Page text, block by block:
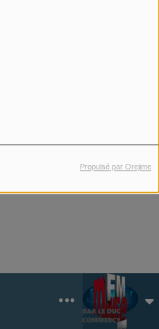
Propulsé par Orejime
0